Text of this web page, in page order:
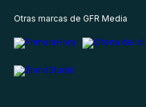
Otras marcas de GFR Media